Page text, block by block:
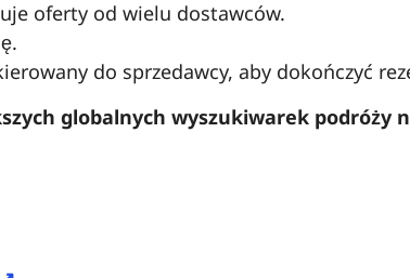
oferty od wielu dostawców.
do sprzedawcy, aby dokończyć
globalnych wyszukiwarek podróży